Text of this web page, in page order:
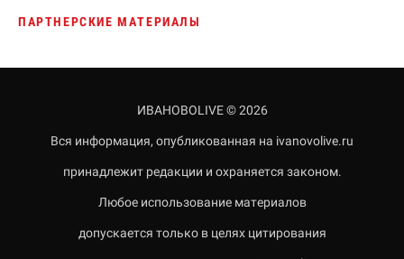
ПАРТНЕРСКИЕ МАТЕРИАЛЫ
ИВАНОВОLIVE © 2026
Вся информация, опубликованная на ivanovolive.ru
принадлежит редакции и охраняется законом.
Любое использование материалов
допускается только в целях цитирования